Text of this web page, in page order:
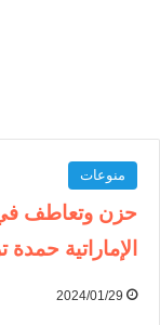
منوعات
حزن وتعاطف في
الإماراتية
2024/01/29